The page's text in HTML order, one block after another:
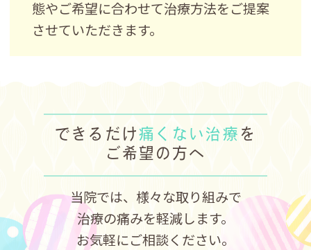
態やご希望に合わせて治療方法をご提案
させていただきます。
できるだけ痛くない治療 を
ご希望の方へ
当院では、様々な取り組みで
治療の痛みを軽減します。
お気軽にご相談ください。